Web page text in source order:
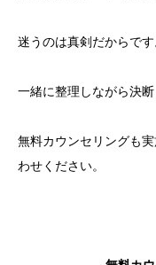
迷うのは真剣だからです
一緒に整理しながら決断
無料カウンセリングも
わせください。